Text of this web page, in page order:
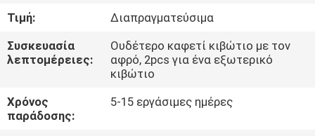
ΣΕ
ΕΠΑΦΉ
ΖΗΤΉΣΤΕ
Τιμή:
Διαπραγματεύσιμα
Συσκευασία
λεπτομέρειες:
Ουδέτερο καφετί κιβώτιο με τον
αφρό, 2pcs για ένα εξωτερικό
κιβώτιο
Χρόνος
παράδοσης:
5-15 εργάσιμες ημέρες